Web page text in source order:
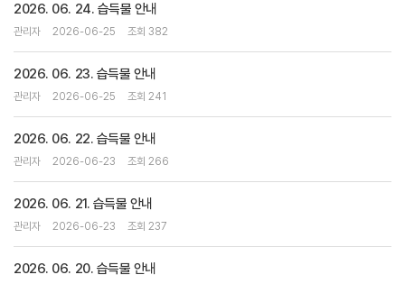
2026. 06. 24. 습득물 안내
관리자 2026-06-25 조회 382
2026. 06. 23. 습득물 안내
관리자 2026-06-25 조회 241
2026. 06. 22. 습득물 안내
관리자 2026-06-23 조회 266
2026. 06. 21. 습득물 안내
관리자 2026-06-23 조회 237
2026. 06. 20. 습득물 안내